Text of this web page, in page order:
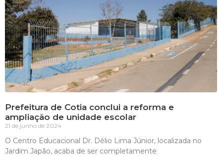
Prefeitura de Cotia conclui a reforma e
ampliação de unidade escolar
21 de junho de 2024
O Centro Educacional Dr. Délio Lima Júnior, localizada no
Jardim Japão, acaba de ser completamente